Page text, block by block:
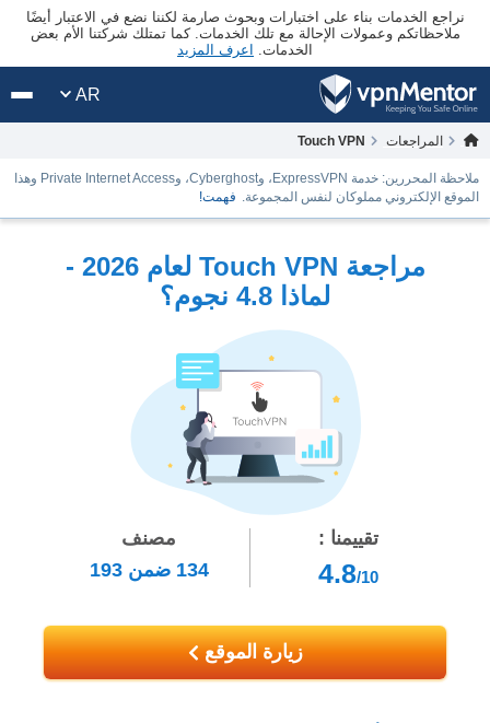
نراجع الخدمات بناء على اختبارات وبحوث صارمة لكننا نضع في الاعتبار أيضًا
ملاحظاتكم وعمولات الإحالة مع تلك الخدمات. كما تمتلك شركتنا الأم بعض
الخدمات. اعرف المزيد
AR
المراجعات Touch VPN
ملاحظة المحررين: خدمة ExpressVPN، وCyberghost، وPrivate Internet Access وهذا
الموقع الإلكتروني مملوكان لنفس المجموعة. فهمت!
مراجعة Touch VPN لعام 2026 -
لماذا 4.8 نجوم؟
تقييمنا :
4.8/10
مصنف
134 ضمن193
زيارة الموقع